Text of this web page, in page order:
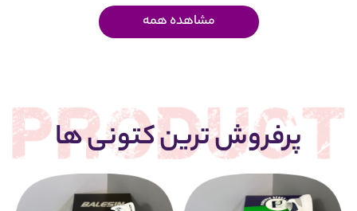
مشاهده همه
پرفروش ترین کتونی ها